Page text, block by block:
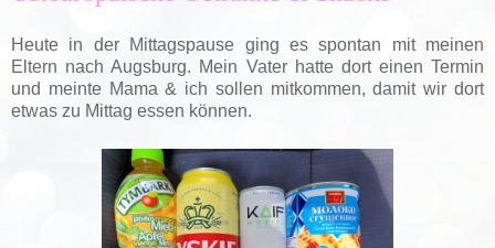
Heute in der Mittagspause ging es spontan mit meinen
Eltern nach Augsburg. Mein Vater hatte dort einen Termin
und meinte Mama & ich sollen mitkommen, damit wir dort
etwas zu Mittag essen können.